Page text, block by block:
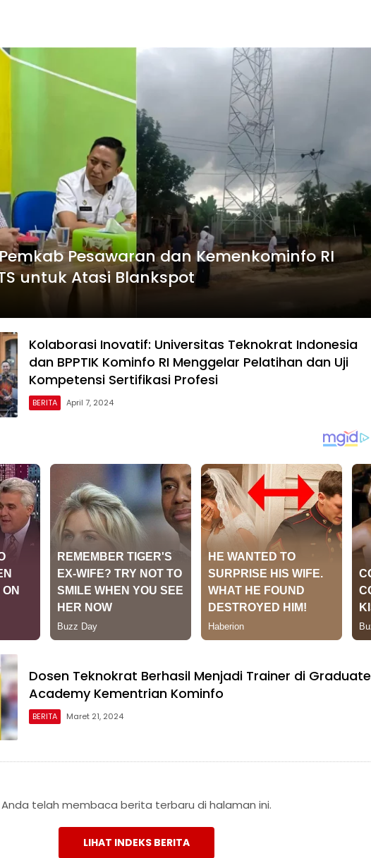
Pesawaran dan Kemenkominfo RI
untuk Atasi Blankspot
Kolaborasi Inovatif: Universitas Teknokrat Indonesia
dan BPPTIK Kominfo RI Menggelar Pelatihan dan Uji
Kompetensi Sertifikasi Profesi
BERITA April 7, 2024
Dosen Teknokrat Berhasil Menjadi Trainer di Graduate
Academy Kementrian Kominfo
BERITA Maret 21, 2024
Anda telah membaca berita terbaru di halaman ini.
LIHAT INDEKS BERITA